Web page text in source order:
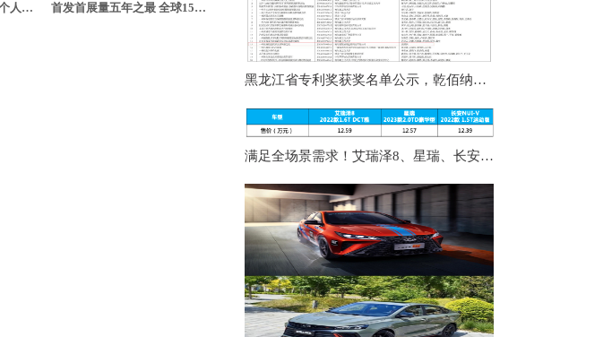
养老目标基金风云再起！个人养老金投资或将开启公募基金新蓝海 首发首展量五年之最 全球15大汽车品牌同台比拼
黑龙江省专利奖获奖名单公示，乾佰纳被授予银奖！
满足全场景需求！艾瑞泽8、星瑞、长安UNI-V同台竞技你选谁